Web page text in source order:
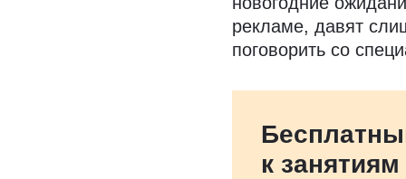
рекламе, давят
поговорить со
к